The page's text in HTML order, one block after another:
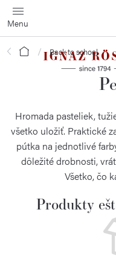
Prejsť
na
obsah
Domov Back to school
Hromada pasteliek,
všetko uložiť. Praktické
pútka na jednotlivé
dôležité drobnosti,
Všetko, čo
Produkty